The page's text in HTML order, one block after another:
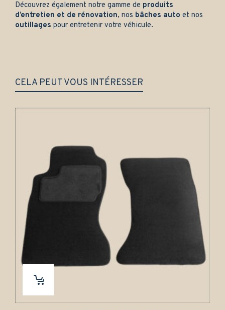
Découvrez également notre gamme de produits
d’entretien et de rénovation, nos bâches auto et nos
outillages pour entretenir votre véhicule.
CELA PEUT VOUS INTÉRESSER